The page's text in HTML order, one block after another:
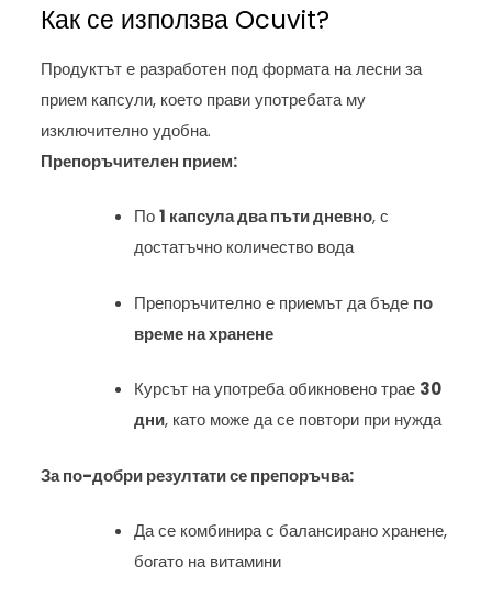
Как се използва Ocuvit?
Продуктът е разработен под формата на лесни за
прием капсули, което прави употребата му
изключително удобна.
Препоръчителен прием:
По1 капсула два пъти дневно, с
достатъчно количество вода
Препоръчително е приемът да бъде по
време на хранене
Курсът на употреба обикновено трае 30
дни, като може да се повтори при нужда
За по-добри резултати се препоръчва:
Да се комбинира с балансирано хранене,
богато на витамини